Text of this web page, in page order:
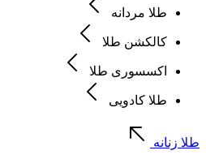
طلا مردانه
کالکشن طلا
اکسسوری طلا
طلا کادویی
طلا زنانه